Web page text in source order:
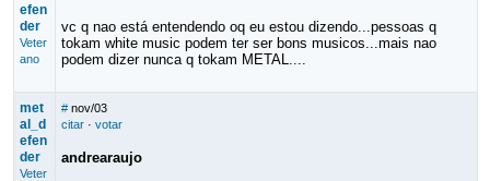
efen
der
Veter
ano
vc q nao está entendendo oq eu estou dizendo...pessoas q
tokam white music podem ter ser bons musicos...mais nao
podem dizer nunca q tokam METAL....
met
al_d
efen
der
Veter
# nov/03
citar· votar
andrearaujo